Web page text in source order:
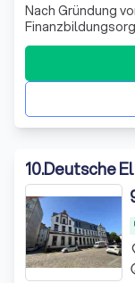
Nach Gründung
bei der
10.Deutsche